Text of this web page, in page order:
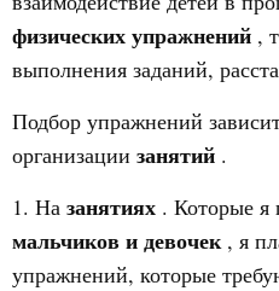
физических упражнений ,
выполнения заданий,
Подбор упражнений
организации занятий .
1. На занятиях . Которые я
мальчиков и девочек , я
упражнений, которые